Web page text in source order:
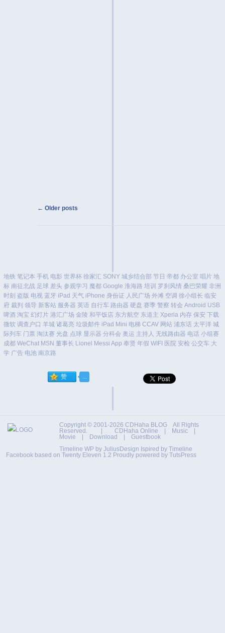
Post navigation
← Older posts
地铁 笔记本 手机 电影 世界杯 徐家汇 SONY 城乡结合部 节日 帝都 办公室 唱片 地
标 南征北战 足球 差头 参观学习 魔都 Google 淮海路 培训 罗刹风情 桑巴荣耀 非洲
时刻 盗版 电视 蓝牙 iPad 天气 iPhone 身份证 人民广场 外滩 空调 徐小组长 临安
府 裁判 领导 新客站 服务器 英语 自行车 路由器 硬盘 赛季 警察 转会 Android USB
啤酒 淘宝 幻灯片 港汇广场 金陵 和平饭店 东方航空 东道主 Xperia 内存 保安 下载
微软 调查户口 羊城 诸葛亮 垃圾邮件 iPad Mini 电梯 CCAV 网站 浦东话 太平洋 城
际列车 门票 淘汰赛 光盘 点球 显示器 分科会 奥运 主持人 无线路由器 电话 小组赛
成都 WeChat MSN 董事长 Lionel Messi App 奉贤 年假 WIFI 医院 安检 公交车 大
学 广告 电池 南京路
Copyright © 2001-2026 CDHaha BLOG All Rights
Reserved. | CDHaha Online Music
Movie
Download
Guestbook
Timeline WP by JuliusDesign Ispired by Timeline
Facebook based on Twenty Eleven 1.2 Proudly powered by TutsPress